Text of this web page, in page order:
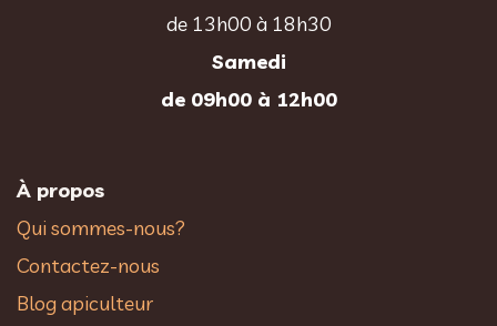
de 13h00 à 18h30
Samedi
de 09h00 à 12h00
À propos
Qui sommes-nous?
Contactez-nous
Blog apiculteur